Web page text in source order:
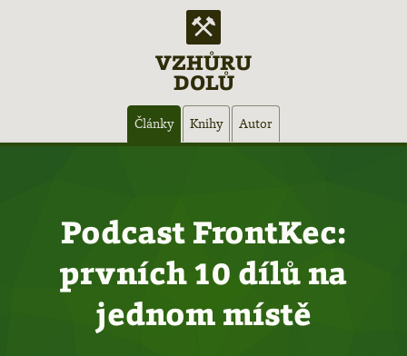
VZHŮRU
DOLŮ
Články Knihy Autor
Podcast FrontKec:
prvních 10 dílů na
jednom místě